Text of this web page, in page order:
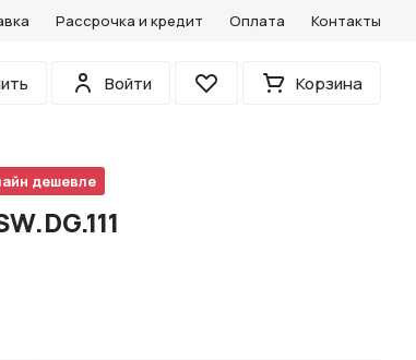
Рассрочка и кредит Оплата Контакты
Войти
Избранное Корзина
дешевле